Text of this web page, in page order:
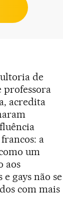
de
professora
acredita
a
um
aos
gays não se
com mais